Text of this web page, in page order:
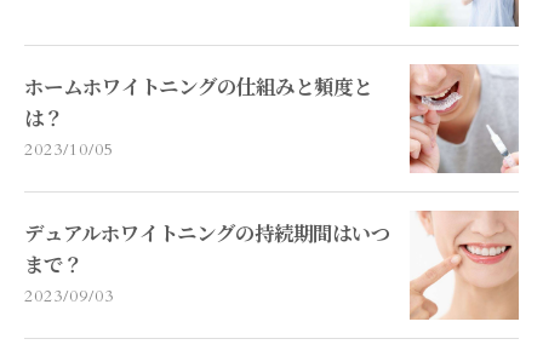
ホームホワイトニングの仕組みと頻度と
は？
2023/10/05
デュアルホワイトニングの持続期間はいつ
まで？
2023/09/03